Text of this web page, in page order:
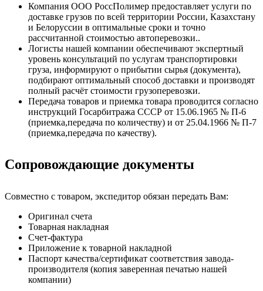
Компания ООО РоссПолимер предоставляет услуги по
доставке грузов по всей территории России, Казахстану
и Белоруссии в оптимальные сроки и точно
рассчитанной стоимостью автоперевозки..
Логисты нашей компании обеспечивают экспертный
уровень консультаций по услугам транспортировки
груза, информируют о прибытии сырья (документа),
подбирают оптимальный способ доставки и производят
полный расчёт стоимости грузоперевозки.
Передача товаров и приемка товара проводится согласно
инструкций Госарбитража СССР от 15.06.1965 № П-6
(приемка,передача по количеству) и от 25.04.1966 № П-7
(приемка,передача по качеству).
Сопровождающие документы
Совместно с товаром, экспедитор обязан передать Вам:
Оригинал счета
Товарная накладная
Счет-фактура
Приложение к товарной накладной
Паспорт качества/сертификат соответствия завода-
производителя (копия заверенная печатью нашей
компании)